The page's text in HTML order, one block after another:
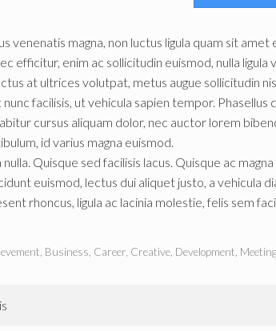
venenatis magna, non luctus ligula quam sit
efficitur, enim ac sollicitudin euismod, nulla
at ultrices volutpat, metus augue sollicitudin
nunc facilisis, ut vehicula sapien tempor.
cursus aliquam dolor, nec auctor lorem
id varius magna euismod.
nulla. Quisque sed facilisis lacus. Quisque ac
euismod, lectus dui aliquet justo, a vehicula
rhoncus, ligula ac lacinia molestie, felis sem
, Business, Career, Creative, Development, Meeting